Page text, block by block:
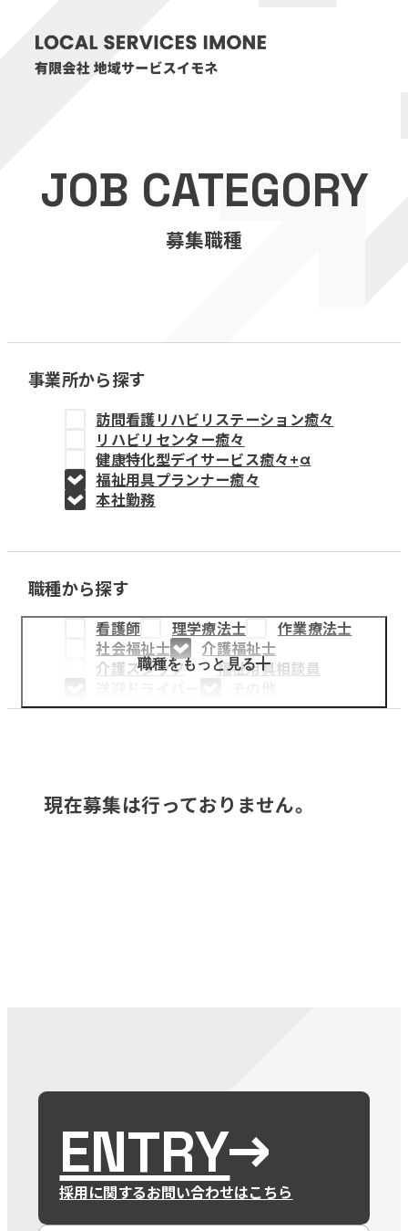
医療・介護事業
訪問看護リハビリステーション癒々
福祉用具プランナー癒々
教育事業
姫路中央こども園
姫路中央保育園
採用情報
医療・介護事業
募集職種
JOB CATEGORY
募集職種
事業所から探す
訪問看護リハビリステーション癒々
リハビリセンター癒々
健康特化型デイサービス癒々+α
福祉用具プランナー癒々
本社勤務
職種から探す
看護師 理学療法士
作業療法士
社会福祉士
介護福祉士
介護スタッフ
福祉用具相談員
職種をもっと見る
現在募集は行っておりません。
ENTRY
採用に関するお問い合わせはこちら